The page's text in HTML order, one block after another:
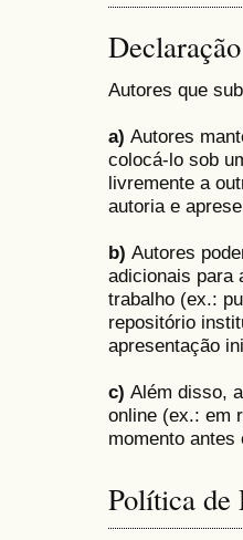
Autores que
a) Autores
colocá-lo sob
livremente a
autoria e
b) Autores
adicionais para
trabalho (ex.:
repositório
apresentação
c) Além disso,
online (ex.: em
momento antes
Política de